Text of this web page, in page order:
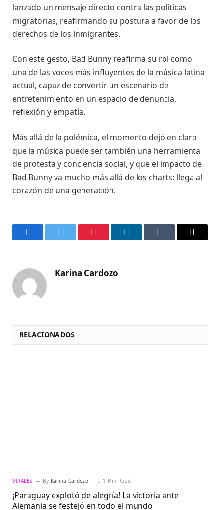
lanzado un mensaje directo contra las políticas
migratorias, reafirmando su postura a favor de los
derechos de los inmigrantes.
Con este gesto, Bad Bunny reafirma su rol como
una de las voces más influyentes de la música latina
actual, capaz de convertir un escenario de
entretenimiento en un espacio de denuncia,
reflexión y empatía.
Más allá de la polémica, el momento dejó en claro
que la música puede ser también una herramienta
de protesta y conciencia social, y que el impacto de
Bad Bunny va mucho más allá de los charts: llega al
corazón de una generación.
FacebookTwitter Pinterest LinkedInTumblr Email
Karina Cardozo
RELACIONADOS
VIRALES By Karina Cardozo 1 Min Read
¡Paraguay explotó de alegría! La victoria ante
Alemania se festejó en todo el mundo